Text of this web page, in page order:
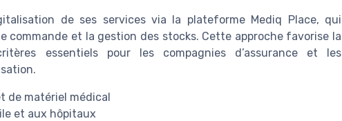
de ses services via la plateforme Mediq Place, qui
commande et la gestion des stocks. Cette approche favorise la
essentiels pour les compagnies d’assurance et les
de matériel médical
et aux hôpitaux